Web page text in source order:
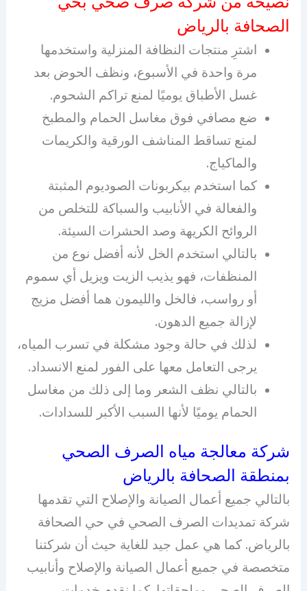
الصحافة بالرياض
اشترِ منتجات النظافة المنزلية واستخدمها
مرة واحدة في الأسبوع، ونظف الحوض بعد
غسل الأطباق يوميًا لمنع تراكم الشحوم.
ضع مصافي فوق مغاسل الحمام والمطبخ
لمنع تساقط المناشف الورقية والكريمات
والماكياج.
كما استخدم بيكربونات الصوديوم المثبتة
والفعالة في الأنابيب والسباكة للتخلص من
الروائح الكريهة وصد الحشرات السيئة.
بالتالي استخدم الخل لأنه أفضل نوع من
المنظفات، فهو يذيب الزيت ويزيل أي سموم
أو رواسب، فالخل والليمون هما أفضل مزيج
لإزالة جميع الدهون.
لذلك في حالة وجود مشكلة في تسرب المياه،
يرجى التعامل معها على الفور لمنع الانسداد.
بالتالي نظف الشعر وما إلى ذلك من مغاسل
الحمام يوميًا لأنها السبب الأكبر للسدادات.
شركة معالجة مياه الصرف الصحي
بمنطقة الصحافة بالرياض
بالتالي جميع أعمال الصيانة والإصلاح التي تقدمها
شركة تمديدات الصرف الصحي في حي الصحافة
بالرياض. كما هي عمل جيد للغاية حيث أن شركتنا
متخصصة في جميع أعمال الصيانة والإصلاح وأنابيب